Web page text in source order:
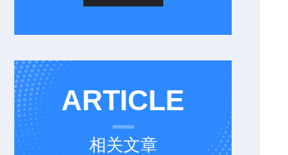
ARTICLE
相关文章